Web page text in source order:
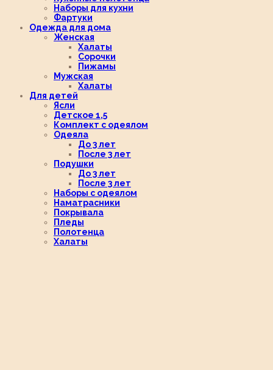
Наборы для кухни
Фартуки
Одежда для дома
Женская
Халаты
Сорочки
Пижамы
Мужская
Халаты
Для детей
Ясли
Детское 1,5
Комплект с одеялом
Одеяла
До 3 лет
После 3 лет
Подушки
До 3 лет
После 3 лет
Наборы с одеялом
Наматрасники
Покрывала
Пледы
Полотенца
Халаты